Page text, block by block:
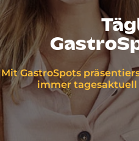
Mit GastroSpots
immer